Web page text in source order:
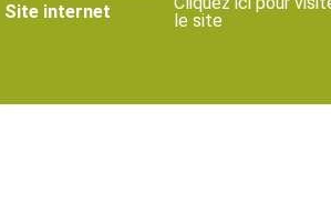
Site internet
le site